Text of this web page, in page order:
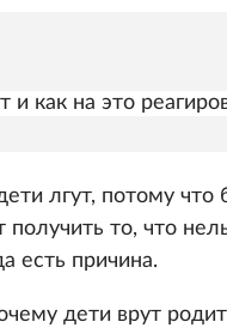
и как на это
лгут, потому что
получить то, что
есть причина.
дети врут